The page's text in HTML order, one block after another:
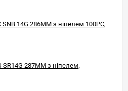
SNB 14G 286MM з ніпелем 100PC,
SR14G 287MM з ніпелем,